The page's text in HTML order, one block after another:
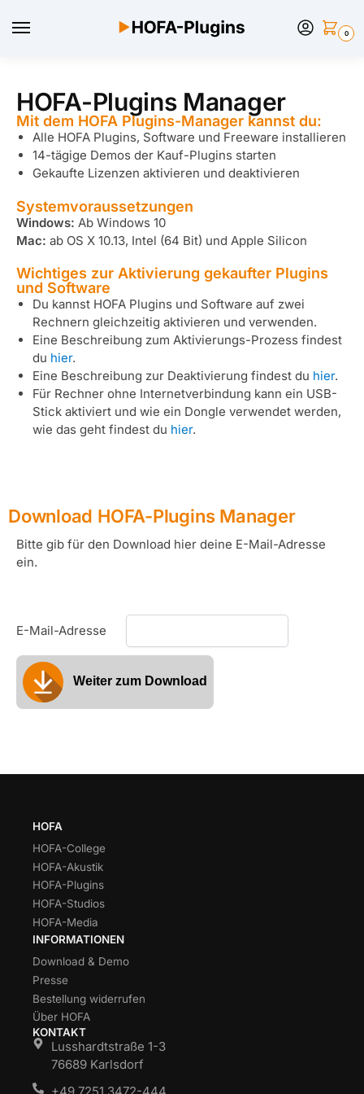
0
HOFA-Plugins Manager
Mit dem HOFA Plugins-Manager kannst du:
Alle HOFA Plugins, Software und Freeware installieren
14-tägige Demos der Kauf-Plugins starten
Gekaufte Lizenzen aktivieren und deaktivieren
Systemvoraussetzungen
Windows: Ab Windows 10
Mac: ab OS X 10.13, Intel (64 Bit) und Apple Silicon
Wichtiges zur Aktivierung gekaufter Plugins
und Software
Du kannst HOFA Plugins und Software auf zwei
Rechnern gleichzeitig aktivieren und verwenden.
Eine Beschreibung zum Aktivierungs-Prozess findest
du hier.
Eine Beschreibung zur Deaktivierung findest du hier.
Für Rechner ohne Internetverbindung kann ein USB-
Stick aktiviert und wie ein Dongle verwendet werden,
wie das geht findest du hier.
Download HOFA-Plugins Manager
Bitte gib für den Download hier deine E-Mail-Adresse
ein.
E-Mail-Adresse
Weiter zum Download
HOFA
HOFA-College
HOFA-Akustik
HOFA-Plugins
HOFA-Studios
HOFA-Media
INFORMATIONEN
Download & Demo
Presse
Bestellung widerrufen
Über HOFA
KONTAKT
Lusshardtstraße 1-3
76689 Karlsdorf